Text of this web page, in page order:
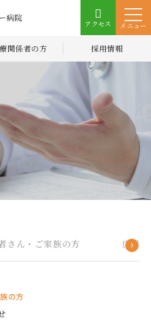
アクセス メニュー
関係者の方 採用情報
さん・ご家族の方 広報誌
の方